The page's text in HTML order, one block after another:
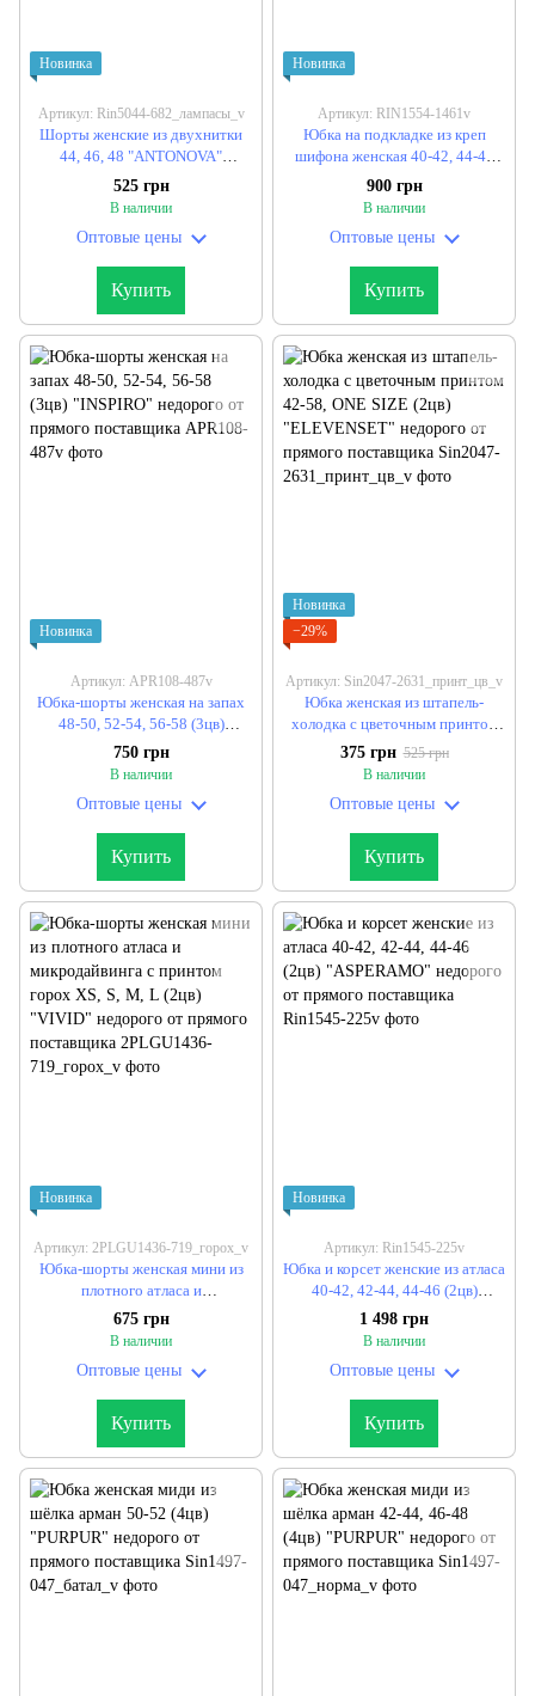
Новинка
Артикул: Rin5044-682_лампасы_v
Шорты женские из двухнитки
44, 46, 48 "ANTONOVA"
недорого от прямого
поставщика
525 грн
В наличии
Оптовые цены
Купить
Новинка
Артикул: RIN1554-1461v
Юбка на подкладке из креп
шифона женская 40-42, 44-46
"LAVANDA" недорого от
прямого поставщика
900 грн
В наличии
Оптовые цены
Купить
Новинка
Артикул: APR108-487v
Юбка-шорты женская на запах
48-50, 52-54, 56-58 (3цв)
"INSPIRO" недорого от прямого
поставщика
750 грн
В наличии
Оптовые цены
Купить
Новинка
−29%
Артикул: Sin2047-2631_принт_цв_v
Юбка женская из штапель-
холодка с цветочным принтом
42-58, ONE SIZE (2цв)
"ELEVENSET" недорого от
375 грн 525 грн
В наличии
Оптовые цены
Купить
Новинка
Артикул: 2PLGU1436-719_горох_v
Юбка-шорты женская мини из
плотного атласа и
микродайвинга с принтом горох
XS, S, M, L (2цв) "VIVID"
поставщика
675 грн
В наличии
Оптовые цены
Купить
Новинка
Артикул: Rin1545-225v
Юбка и корсет женские из атласа
40-42, 42-44, 44-46 (2цв)
"ASPERAMO" недорого от
прямого поставщика
1 498 грн
В наличии
Оптовые цены
Купить